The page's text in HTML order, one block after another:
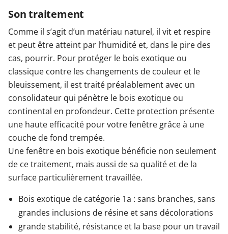
Son traitement
Comme il s’agit d’un matériau naturel, il vit et respire
et peut être atteint par l’humidité et, dans le pire des
cas, pourrir. Pour protéger le bois exotique ou
classique contre les changements de couleur et le
bleuissement, il est traité préalablement avec un
consolidateur qui pénètre le bois exotique ou
continental en profondeur. Cette protection présente
une haute efficacité pour votre fenêtre grâce à une
couche de fond trempée.
Une fenêtre en bois exotique bénéficie non seulement
de ce traitement, mais aussi de sa qualité et de la
surface particulièrement travaillée.
Bois exotique de catégorie 1a : sans branches, sans
grandes inclusions de résine et sans décolorations
grande stabilité, résistance et la base pour un travail